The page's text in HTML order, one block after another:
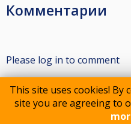
This site uses cookies!
site you are agreeing to
Комментарии
Please log in to comment
Participants